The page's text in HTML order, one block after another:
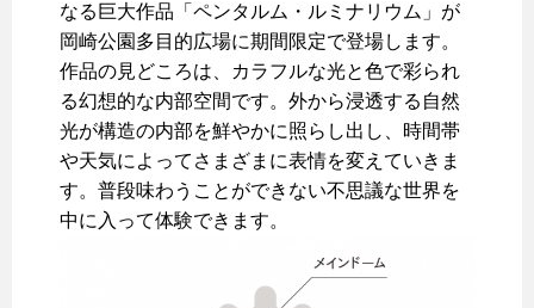
なる巨大作品「ペンタルム・ルミナリウム」が
岡崎公園多目的広場に期間限定で登場します。
作品の見どころは、カラフルな光と色で彩られ
る幻想的な内部空間です。外から浸透する自然
光が構造の内部を鮮やかに照らし出し、時間帯
や天気によってさまざまに表情を変えていきま
す。普段味わうことができない不思議な世界を
中に入って体験できます。